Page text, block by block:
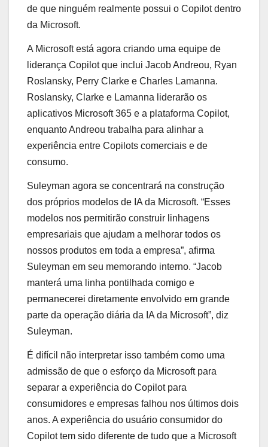
de que ninguém realmente possui o Copilot dentro
da Microsoft.
A Microsoft está agora criando uma equipe de
liderança Copilot que inclui Jacob Andreou, Ryan
Roslansky, Perry Clarke e Charles Lamanna.
Roslansky, Clarke e Lamanna liderarão os
aplicativos Microsoft 365 e a plataforma Copilot,
enquanto Andreou trabalha para alinhar a
experiência entre Copilots comerciais e de
consumo.
Suleyman agora se concentrará na construção
dos próprios modelos de IA da Microsoft. “Esses
modelos nos permitirão construir linhagens
empresariais que ajudam a melhorar todos os
nossos produtos em toda a empresa”, afirma
Suleyman em seu memorando interno. “Jacob
manterá uma linha pontilhada comigo e
permanecerei diretamente envolvido em grande
parte da operação diária da IA ​​da Microsoft”, diz
Suleyman.
É difícil não interpretar isso também como uma
admissão de que o esforço da Microsoft para
separar a experiência do Copilot para
consumidores e empresas falhou nos últimos dois
anos. A experiência do usuário consumidor do
Copilot tem sido diferente de tudo que a Microsoft